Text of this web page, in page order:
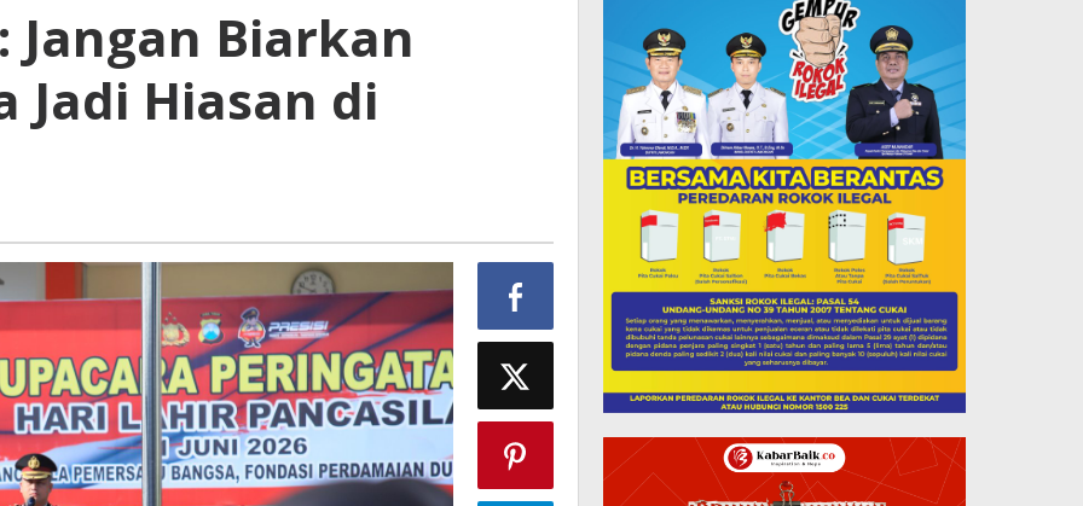
Jangan Biarkan
Jadi Hiasan di